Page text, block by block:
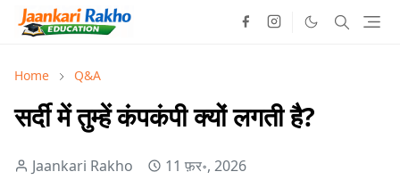
Home Q&A
सर्दी में तुम्हें कंपकंपी क्यों लगती है?
Jaankari Rakho 11 फ़र॰, 2026